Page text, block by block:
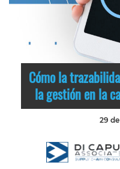
Cómo la
la gestión en la
29